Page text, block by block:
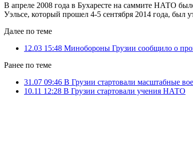
В апреле 2008 года в Бухаресте на саммите НАТО
Уэльсе, который прошел 4-5 сентября 2014 года, был
Далее по теме
12.03 15:48 Минобороны Грузии сообщило о
Ранее по теме
31.07 09:46 В Грузии стартовали масштабные
10.11 12:28 В Грузии стартовали учения НАТО